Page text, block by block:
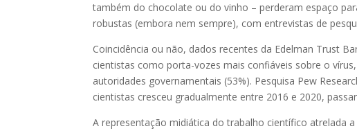
também do chocolate ou do vinho – perderam espaço
robustas (embora nem sempre), com entrevistas de
Coincidência ou não, dados recentes da Edelman Trust
cientistas como porta-vozes mais confiáveis sobre o
autoridades governamentais (53%). Pesquisa Pew
cientistas cresceu gradualmente entre 2016 e 2020,
A representação midiática do trabalho científico atrelada